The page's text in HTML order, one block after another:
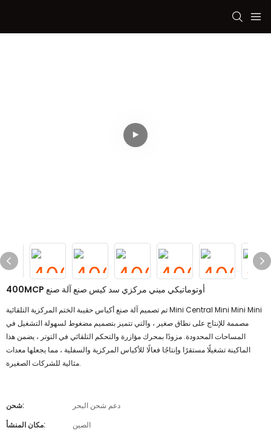
400MCP أوتوماتيكي ميني مركزي سد كيس صنع آلة صنع
تم تصميم آلة صنع أكياس حقيبة الختم المركزية التلقائية Mini Central Mini Mini Mini
مصممة للإنتاج على نطاق صغير ، والتي تتميز بتصميم مضغوط لسهولة التشغيل في
المساحات المحدودة. مزودًا بمحرك مؤازرة والتحكم التلقائي في التوتر ، يضمن هذا
الماكينة تشغيلًا مستقرًا وإنتاجًا فعالًا للأكياس المركزية والسفلية ، مما يجعلها معدات
مثالية للشركات الصغيرة.
شحن:
دعم شحن البحر
مكان المنشأ:
الصين